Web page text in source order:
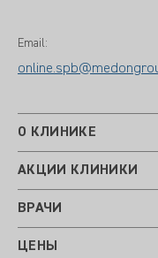
Email:
О КЛИНИКЕ
АКЦИИ КЛИНИКИ
ВРАЧИ
ЦЕНЫ